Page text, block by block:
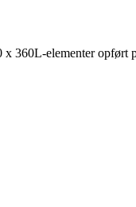
360L-elementer opført